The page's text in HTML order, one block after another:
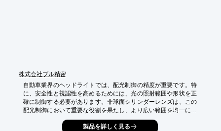
株式会社ブル精密
自動車業界のヘッドライトでは、配光制御の精度が重要です。特
に、安全性と視認性を高めるためには、光の照射範囲や形状を正
確に制御する必要があります。非球面シリンダーレンズは、この
配光制御において重要な役割を果たし、より広い範囲を均一に照
らすことを可能にします。不適切なレンズ設計や加工は、光の漏
れや歪みを引き起こし、対向車や歩行者の視界を妨げる可能性が
製品を詳しく見る